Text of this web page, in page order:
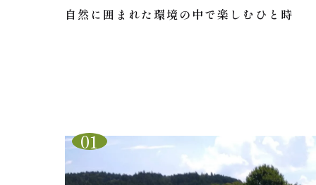
自然に囲まれた環境の中で楽しむひと時